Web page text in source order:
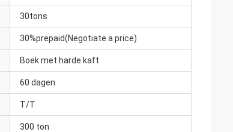
30tons
30%prepaid(Negotiate a price)
Boek met harde kaft
60 dagen
T/T
300 ton